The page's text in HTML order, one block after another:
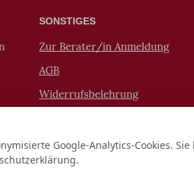
SONSTIGES
Zur Berater/in Anmeldung
AGB
Widerrufsbelehrung
Passwort vergessen?
Cookie Einstellung ändern
Google-Analytics-Cookies.